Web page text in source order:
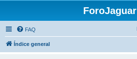
ForoJaguar
FAQ
Índice general